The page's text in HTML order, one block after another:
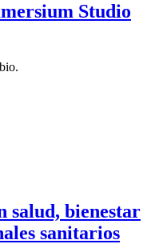
Studio
salud, bienestar
sanitarios